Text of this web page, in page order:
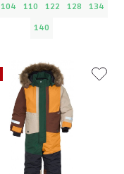
104 110 122 128
134
140